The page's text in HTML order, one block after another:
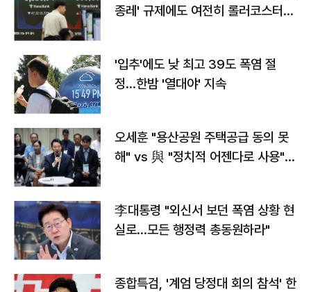
종레' 규제에도 여전히 롤러코스터
'입추'에도 낮 최고 39도 폭염 절
정…한밤 '열대야' 지속
오세훈 "용산공원 주택공급 동의 못
해" vs 與 "정치적 어젠다로 사용"
李대통령 "외신서 보던 폭염 상황 현
실로…모든 행정력 총동원하라"
종합특검, '계엄 당정대 회의 참석' 한